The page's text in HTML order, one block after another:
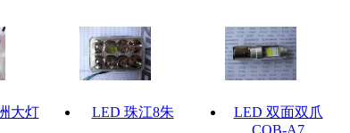
大灯 LED 珠江8朱
LED 双面双爪
COB-A7